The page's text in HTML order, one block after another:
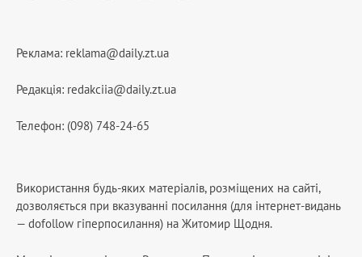
Реклама: reklama@daily.zt.ua
Редакція: redakciia@daily.zt.ua
Телефон: (098) 748-24-65
Використання будь-яких матеріалів, розміщених на сайті,
дозволяється при вказуванні посилання (для інтернет-видань
— dofollow гіперпосилання) на Житомир Щодня.